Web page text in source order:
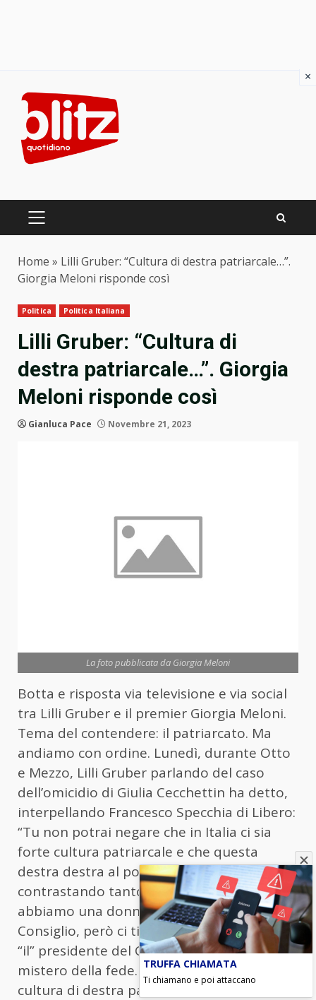
content
PRIMARY
Home » Lilli Gruber: “Cultura di destra patriarcale…”.
Giorgia Meloni risponde così
Politica Politica Italiana
Lilli Gruber: “Cultura di
destra patriarcale…”. Giorgia
Meloni risponde così
Gianluca Pace Novembre 21, 2023
La foto pubblicata da Giorgia Meloni
Botta e risposta via televisione e via social
tra Lilli Gruber e il premier Giorgia Meloni.
Tema del contendere: il patriarcato. Ma
andiamo con ordine. Lunedì, durante Otto
e Mezzo, Lilli Gruber parlando del caso
dell’omicidio di Giulia Cecchettin ha detto,
interpellando Francesco Specchia di Libero:
“Tu non potrai negare che in Italia ci sia
forte cultura patriarcale e che questa
destra destra al potere non la sta proprio
contrastando tanto”. E ha aggiunto: “Sì,
abbiamo una donna come presidente del
Consiglio, però ci tiene a essere chiamata
“il” presidente del Consiglio, per me un
mistero della fede. Sarà anche questa una
cultura di destra patriarcale?”.
×
TRUFFA CHIAMATA
Ti chiamano e poi attaccano